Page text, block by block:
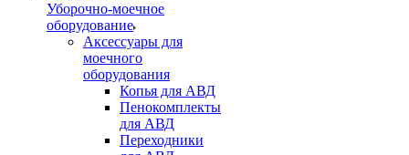
Уборочно-моечное
оборудование
Аксессуары для
моечного
оборудования
Копья для АВД
Пенокомплекты
для АВД
Переходники